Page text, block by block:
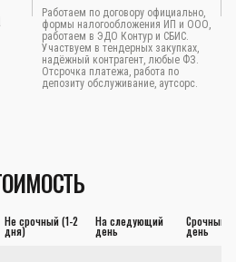
Работаем по договору официально,
формы налогообложения ИП и ООО,
работаем в ЭДО Контур и СБИС.
Участвуем в тендерных закупках,
надёжный контрагент, любые ФЗ.
Отсрочка платежа, работа по
депозиту обслуживание, аутсорс.
Не срочный (1-2
дня)
На следующий
день
Срочный -
день